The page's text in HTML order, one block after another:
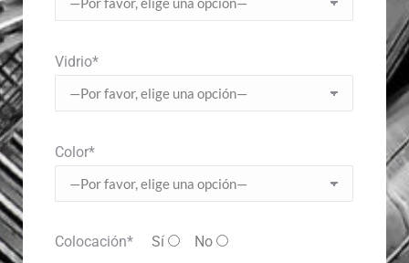
Vidrio*
Color*
Colocación* Sí No